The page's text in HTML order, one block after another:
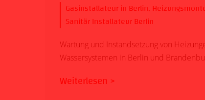
Gasinstallateur in Berlin,
Sanitär Installateur Berlin
Wartung und Instandsetzung von
Wassersystemen in Berlin und
Weiterlesen >